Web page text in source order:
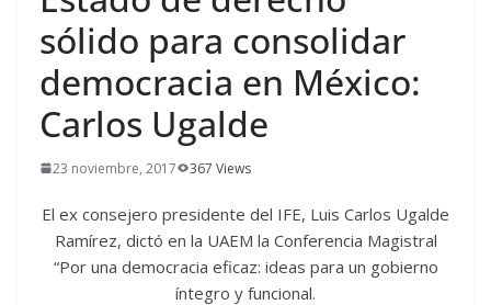
sólido para consolidar
democracia en México:
Carlos Ugalde
23 noviembre, 2017 367 Views
El ex consejero presidente del IFE, Luis Carlos Ugalde
Ramírez, dictó en la UAEM la Conferencia Magistral
“Por una democracia eficaz: ideas para un gobierno
íntegro y funcional.